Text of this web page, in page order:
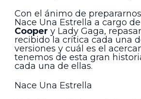
Con el ánimo de
Nace Una Estrella a cargo de
Cooper y Lady Gaga,
recibido la crítica cada una
versiones y cuál es el
tenemos de esta gran
cada una de ellas.
Nace Una Estrella